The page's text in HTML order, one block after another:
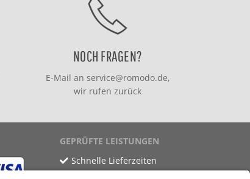
NOCH FRAGEN?
E-Mail an service@romodo.de,
wir rufen zurück
GEPRÜFTE LEISTUNGEN
Schnelle Lieferzeiten